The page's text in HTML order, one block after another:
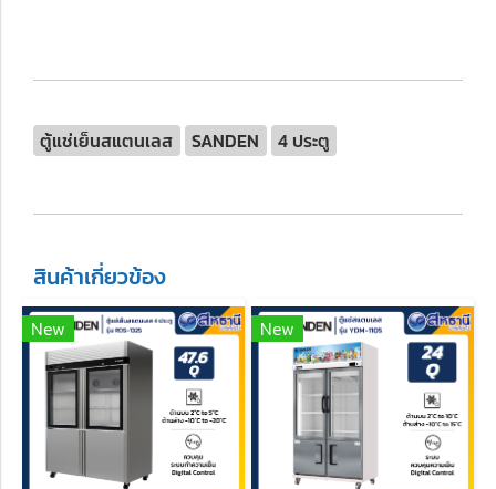
ตู้แช่เย็นสแตนเลส SANDEN 4 ประตู
สินค้าเกี่ยวข้อง
New New